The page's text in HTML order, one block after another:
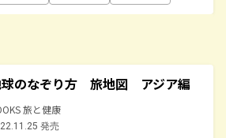
のなぞり方 旅地図 アジア編
旅と健康
発売